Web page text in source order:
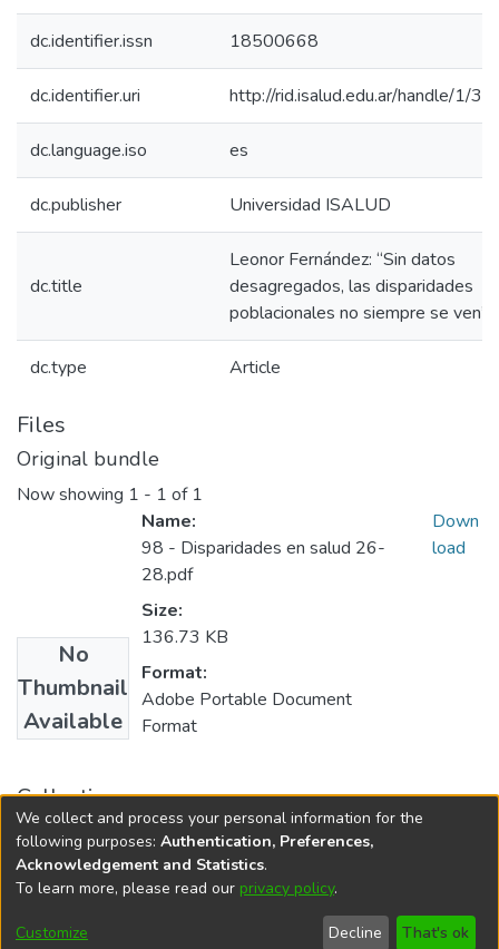
dc.identifier.issn 18500668
dc.identifier.uri http://rid.isalud.edu.ar/handle/1/
dc.language.iso es
dc.publisher Universidad ISALUD
dc.title
Leonor Fernández: “Sin datos
desagregados, las disparidades
poblacionales no siempre se ven”
dc.type Article
Files
Original bundle
Now showing 1 - 1 of 1
No
Thumbnail
Available
Name:
98 - Disparidades en salud 26-
28.pdf
Size:
136.73 KB
Format:
Adobe Portable Document
Format
Down
load
Collections
Revista ISALUD, 2026, 21(98)
DSpace softwarecopyright © 2002-2026
Cookie
End User
Send
We collect and process your personal information for the
following purposes: Authentication, Preferences,
Acknowledgement and Statistics.
To learn more, please read our privacy policy.
Customize Decline That's ok